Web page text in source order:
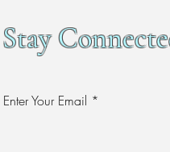
Stay
Enter Your Email